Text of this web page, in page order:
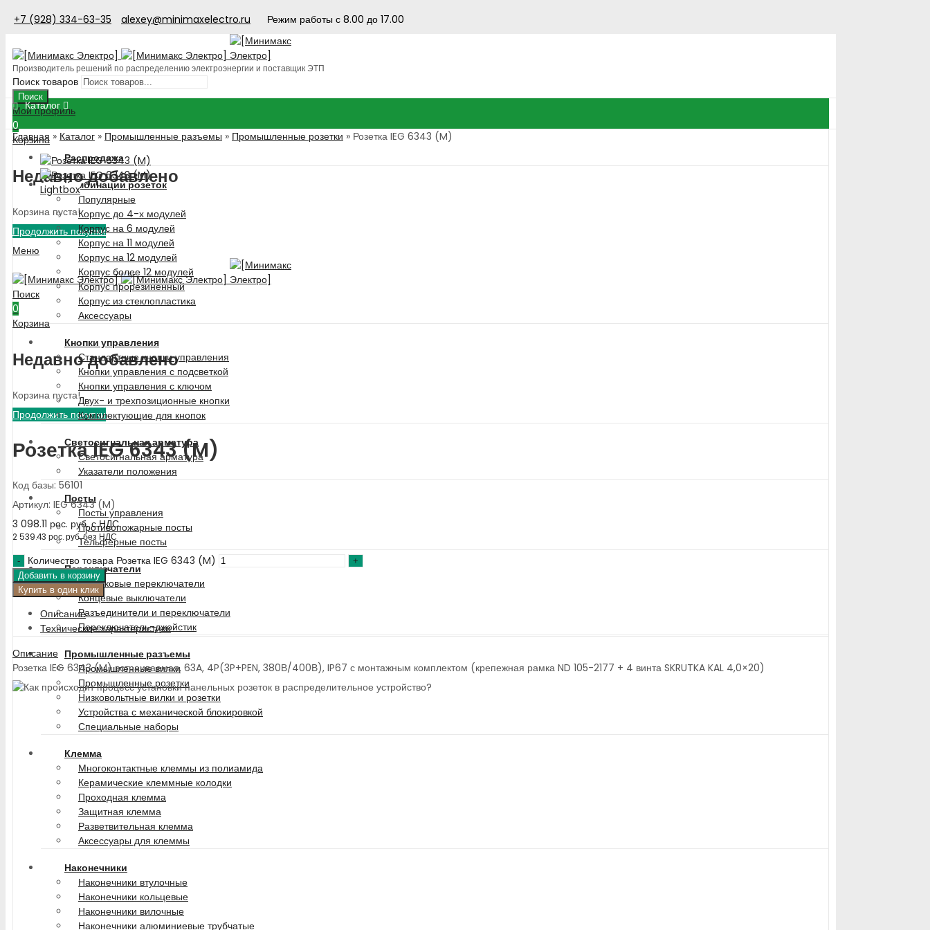
+7 (928) 334-63-35 alexey@minimaxelectro.ru Режим работы с 8.00 до 17.00
Производитель решений по распределению электроэнергии и поставщик ЭТП
Поиск товаров
Поиск
Мой профиль
0
Корзина
Недавно добавлено
Корзина пуста!
Продолжить покупки
Меню
Поиск
0
Корзина
Недавно добавлено
Корзина пуста!
Продолжить покупки
Каталог
Распродажа
Комбинации розеток
Популярные
Корпус до 4-х модулей
Корпус на 6 модулей
Корпус на 11 модулей
Корпус на 12 модулей
Корпус более 12 модулей
Корпус прорезиненный
Корпус из стеклопластика
Аксессуары
Кнопки управления
Стандартные кнопки управления
Кнопки управления с подсветкой
Кнопки управления с ключом
Двух- и трехпозиционные кнопки
Комплектующие для кнопок
Светосигнальная арматура
Светосигнальная арматура
Указатели положения
Посты
Посты управления
Противопожарные посты
Тельферные посты
Переключатели
Кулачковые переключатели
Концевые выключатели
Разъединители и переключатели
Переключатель-джойстик
Промышленные разъемы
Промышленные вилки
Промышленные розетки
Низковольтные вилки и розетки
Устройства с механической блокировкой
Специальные наборы
Клемма
Многоконтактные клеммы из полиамида
Керамические клеммные колодки
Проходная клемма
Защитная клемма
Разветвительная клемма
Аксессуары для клеммы
Наконечники
Наконечники втулочные
Наконечники кольцевые
Наконечники вилочные
Наконечники алюминиевые трубчатые
Главная » Каталог » Промышленные разъемы » Промышленные розетки » Розетка IEG 6343 (M)
Lightbox
Розетка IEG 6343 (M)
Код базы: 56101
Артикул: IEG 6343 (M)
3 098.11 рос. руб.с НДС
2 539.43 рос. руб.без НДС
Количество товара Розетка IEG 6343 (M)
Добавить в корзину
Купить в один клик
Описание
Технические характеристики
Описание
Розетка IEG 6343 (M) встраиваемая, 63A, 4P(3P+PEN, 380В/400В), IP67 с монтажным комплектом (крепежная рамка ND 105-2177 + 4 винта SKRUTKA KAL 4,0×20)